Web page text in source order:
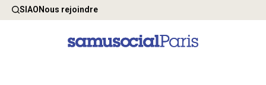
SIAONous rejoindre